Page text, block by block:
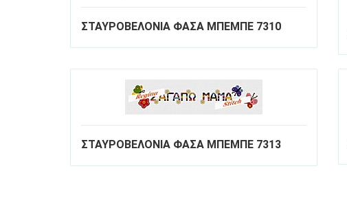
ΣΤΑΥΡΟΒΕΛΟΝΙΑ ΦΑΣΑ ΜΠΕΜΠΕ 7310
ΣΤΑΥΡΟΒΕΛΟΝΙΑ ΦΑΣΑ ΜΠΕΜΠΕ 7313